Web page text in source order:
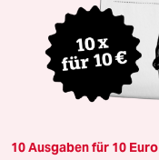
10 Ausgaben für 10 Euro